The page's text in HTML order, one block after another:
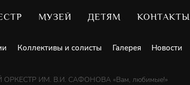
МУЗЕЙ ДЕТЯМ КОНТАКТЫ
Коллективы и солисты Галерея Новости
ИМ. В.И. САФОНОВА «Вам, любимые!»